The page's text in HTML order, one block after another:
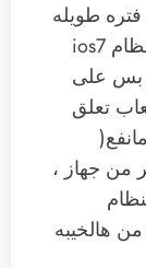
طويله
وافضل اصدار شفته ios6 اما نظام ios7
بس على
تعلق
الايباد ٢ واكثر من جهاز ،
جلاكسي اس٣ بنظام
هالخيبه